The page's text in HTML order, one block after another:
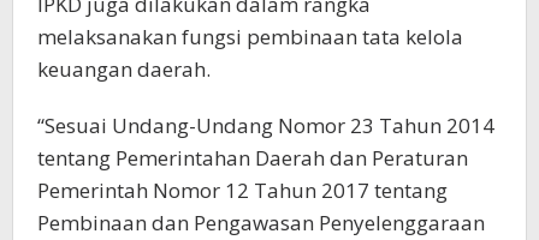
melaksanakan fungsi pembinaan tata kelola
keuangan daerah.
“Sesuai Undang-Undang Nomor 23 Tahun 2014
tentang Pemerintahan Daerah dan Peraturan
Pemerintah Nomor 12 Tahun 2017 tentang
Pembinaan dan Pengawasan Penyelenggaraan